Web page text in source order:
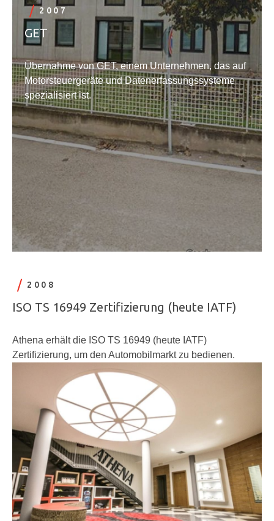
2007
GET
Übernahme von GET, einem Unternehmen, das auf
Motorsteuergeräte und Datenerfassungssysteme
spezialisiert ist.
2008
ISO TS 16949 Zertifizierung (heute IATF)
Athena erhält die ISO TS 16949 (heute IATF)
Zertifizierung, um den Automobilmarkt zu bedienen.